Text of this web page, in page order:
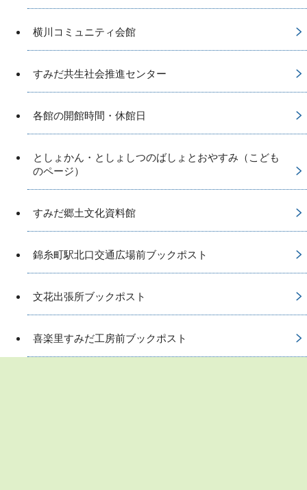
横川コミュニティ会館
すみだ共生社会推進センター
各館の開館時間・休館日
としょかん・としょしつのばしょとおやすみ（こども
のページ）
すみだ郷土文化資料館
錦糸町駅北口交通広場前ブックポスト
文花出張所ブックポスト
喜楽里すみだ工房前ブックポスト